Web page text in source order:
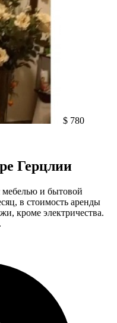
$ 780
Герцлии
мебелью и бытовой
в стоимость аренды
кроме электричества.